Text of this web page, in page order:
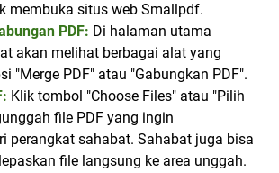
membuka situs web Smallpdf.
PDF: Di halaman utama
akan melihat berbagai alat yang
"Merge PDF" atau "Gabungkan PDF".
Klik tombol "Choose Files" atau "Pilih
file PDF yang ingin
perangkat sahabat. Sahabat juga bisa
file langsung ke area unggah.